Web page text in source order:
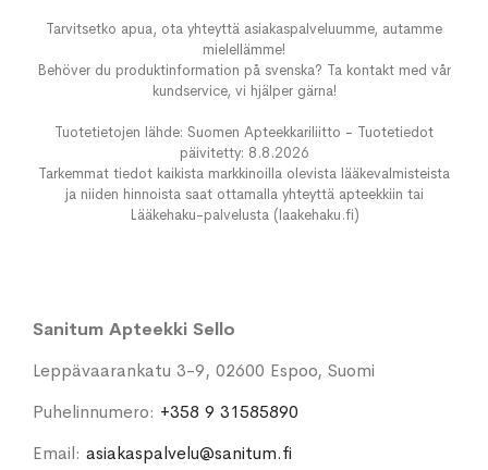
Tarvitsetko apua, ota yhteyttä asiakaspalveluumme, autamme
mielellämme!
Behöver du produktinformation på svenska? Ta kontakt med vår
kundservice, vi hjälper gärna!
Tuotetietojen lähde: Suomen Apteekkariliitto - Tuotetiedot
päivitetty: 8.8.2026
Tarkemmat tiedot kaikista markkinoilla olevista lääkevalmisteista
ja niiden hinnoista saat ottamalla yhteyttä apteekkiin tai
Lääkehaku-palvelusta (laakehaku.fi)
Sanitum Apteekki Sello
Leppävaarankatu 3-9, 02600 Espoo, Suomi
Puhelinnumero: +358 9 31585890
Email: asiakaspalvelu@sanitum.fi